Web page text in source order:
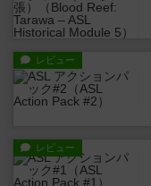
レビュー
レビュー